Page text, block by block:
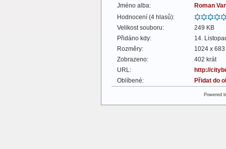
Jméno alba:
Roman
Hodnocení (4 hlasů):
Velikost souboru:
249 KB
Přidáno kdy:
14.
Rozměry:
1024 x
Zobrazeno:
402 krát
URL:
http://
Oblíbené:
Přidat do
Powered